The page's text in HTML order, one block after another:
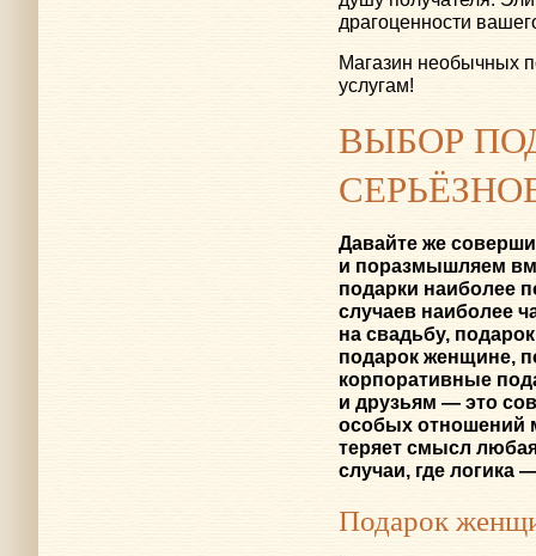
драгоценности
Магазин необычных
услугам!
ВЫБОР
Давайте же
и поразмышляем
подарки наиболее
случаев наиболее
на свадьбу,
подарок женщине,
корпоративные
и друзьям — это
особых отношений
теряет смысл
случаи, где логика
Подарок